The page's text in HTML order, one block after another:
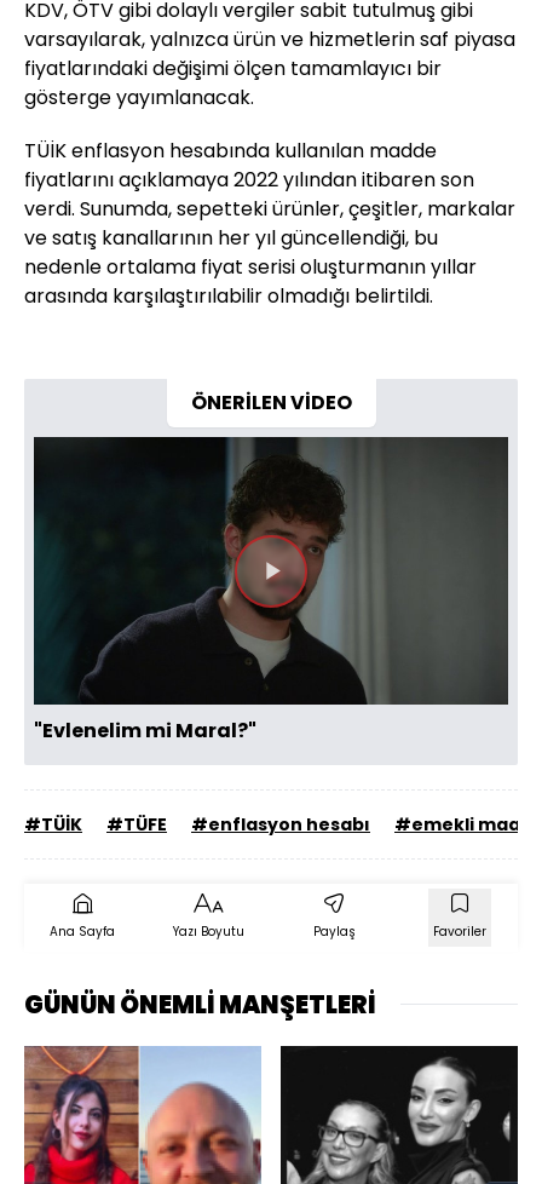
KDV, ÖTV gibi dolaylı vergiler sabit tutulmuş gibi
varsayılarak, yalnızca ürün ve hizmetlerin saf piyasa
fiyatlarındaki değişimi ölçen tamamlayıcı bir
gösterge yayımlanacak.
TÜİK enflasyon hesabında kullanılan madde
fiyatlarını açıklamaya 2022 yılından itibaren son
verdi. Sunumda, sepetteki ürünler, çeşitler, markalar
ve satış kanallarının her yıl güncellendiği, bu
nedenle ortalama fiyat serisi oluşturmanın yıllar
arasında karşılaştırılabilir olmadığı belirtildi.
ÖNERİLEN VİDEO
Videoyu
Oynat
"Evlenelim mi Maral?"
#TÜİK #TÜFE #enflasyon hesabı #emekli maaşı
Ana Sayfa Yazı Boyutu Paylaş Favoriler
GÜNÜN ÖNEMLİ MANŞETLERİ